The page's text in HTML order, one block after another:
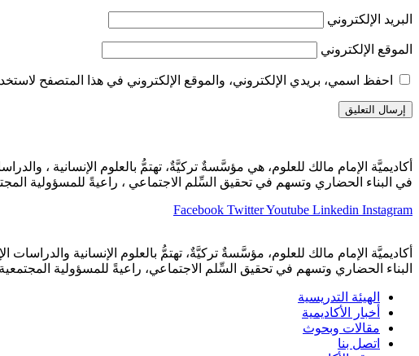
البريد الإلكتروني
الموقع الإلكتروني
احفظ اسمي، بريدي الإلكتروني، والموقع الإلكتروني في هذا المتصفح
أكاديميَّة الإمام مالك للعلوم، هي مؤسَّسةٌ تركيَّةٌ، تهتمُّ بالعلوم الإنسانية ،
في البناء الحضاري وتسهم في تحقيق السِّلم الاجتماعي ، راعيةً للمسؤولية
Facebook TwitterYoutube Linkedin Instagram
أكاديميَّة الإمام مالك للعلوم، مؤسَّسةٌ تركيَّةٌ، تهتمُّ بالعلوم الإنسانية
البناء الحضاري وتسهم في تحقيق السِّلم الاجتماعي، راعيةً للمسؤولية
الهيئة التدريسية
أخبار الأكاديمية
مقالات وبحوث
اتصل بنا